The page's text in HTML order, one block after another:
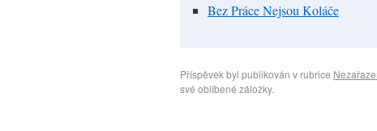
Bez Práce Nejsou Koláče
Příspěvek byl publikován v rubrice
své oblíbené záložky.